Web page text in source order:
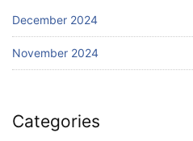
December 2024
November 2024
Categories